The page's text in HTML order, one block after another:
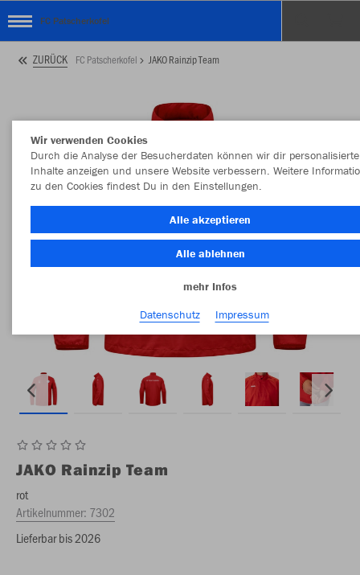
FC Patscherkofel
ZURÜCK FC Patscherkofel JAKO Rainzip Team
JAKO Rainzip Team
rot
Artikelnummer: 7302
Lieferbar bis 2026
Wir verwenden Cookies
Durch die Analyse der Besucherdaten können wir dir personalisierte
Inhalte anzeigen und unsere Website verbessern. Weitere
zu den Cookies findest Du in den Einstellungen.
Alle akzeptieren
Alle ablehnen
mehr Infos
Datenschutz
Impressum